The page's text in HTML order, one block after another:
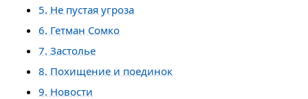
5. Не пустая угроза
6. Гетман Сомко
7. Застолье
8. Похищение и поединок
9. Новости